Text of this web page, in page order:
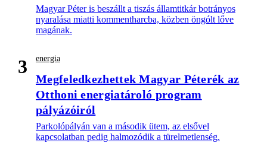
Magyar Péter is beszállt a tiszás államtitkár botrányos
nyaralása miatti kommentharcba, közben öngólt lőve
magának.
3 energia
Megfeledkezhettek Magyar Péterék az
Otthoni energiatároló program
pályázóiról
Parkolópályán van a második ütem, az elsővel
kapcsolatban pedig halmozódik a türelmetlenség.